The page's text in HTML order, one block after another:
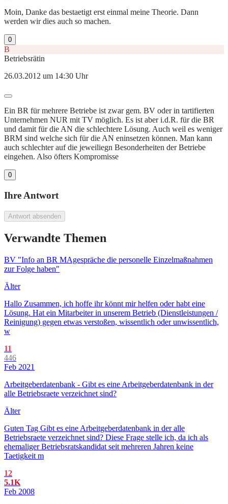
Moin, Danke das bestaetigt erst einmal meine Theorie. Dann
werden wir dies auch so machen.
0
B
Betriebsrätin
26.03.2012 um 14:30 Uhr
Ein BR für mehrere Betriebe ist zwar gem. BV oder in tartifierten
Unternehmen NUR mit TV möglich. Es ist aber i.d.R. für die BR
und damit für die AN die schlechtere Lösung. Auch weil es weniger
BRM sind welche sich für die AN eninsetzen können. Man kann
auch schlechter auf die jeweiliegn Besonderheiten der Betriebe
eingehen. Also öfters Kompromisse
0
Ihre Antwort
Antwort absenden
Verwandte Themen
BV "Info an BR MAgespräche die personelle Einzelmaßnahmen
zur Folge haben"
Älter
Hallo Zusammen, ich hoffe ihr könnt mir helfen oder habt eine
Lösung. Hat ein Mitarbeiter in unserem Betrieb (Dienstleistungen /
Reinigung) gegen etwas verstoßen, wissentlich oder unwissentlich,
w
11
446
Feb 2021
Arbeitgeberdatenbank - Gibt es eine Arbeitgeberdatenbank in der
alle Betriebsraete verzeichnet sind?
Älter
Guten Tag Gibt es eine Arbeitgeberdatenbank in der alle
Betriebsraete verzeichnet sind? Diese Frage stelle ich, da ich als
ehemaliger Betriebsratskandidat seit mehreren Jahren keine
Taetigkeit m
12
5.1K
Feb 2008